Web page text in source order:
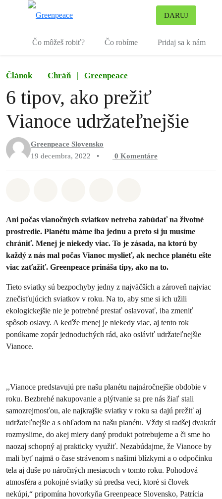
DARUJ
Čo môžeš robiť? Čo robíme Pridaj sa k nám
Článok Chráň | Greenpeace
6 tipov, ako prežiť
Vianoce udržateľnejšie
Greenpeace Slovensko
19 decembra, 2022
• 0 Komentáre
Ani počas vianočných sviatkov netreba zabúdať na životné
prostredie. Planétu máme iba jednu a preto si ju musíme
chrániť. Menej je niekedy viac. To je zásada, na ktorú by
každý z nás mal počas Vianoc myslieť, ak nechce planétu ešte
viac zaťažiť. Greenpeace prináša tipy, ako na to.
Tieto sviatky sú bezpochyby jedny z najväčších a zároveň najviac
znečisťujúcich sviatkov v roku. Na to, aby sme si ich užili
ekologickejšie nie je potrebné prestať oslavovať, iba zmeniť
spôsob oslavy. A keďže menej je niekedy viac, aj tento rok
ponúkame zopár jednoduchých rád, ako osláviť udržateľnejšie
Vianoce.
,,Vianoce predstavujú pre našu planétu najnáročnejšie obdobie v
roku. Bezbrehé nakupovanie a plýtvanie sa pre nás žiaľ stali
samozrejmosťou, ale najkrajšie sviatky v roku sa dajú prežiť aj
udržateľnejšie a s ohľadom na našu planétu. Vždy si radšej dvakrát
rozmyslime, do akej miery daný produkt potrebujeme a či sme ho
naozaj schopný aj prakticky využiť. Nezabúdajme, že Vianoce by
mali byť najmä o čase strávenom s našimi blízkymi a o odpočinku
tela aj duše po náročných mesiacoch v tomto roku. Pohodová
atmosféra a pokojné sviatky sú predsa veci, ktoré si človek
nekúpi,“ pripomína hovorkyňa Greenpeace Slovensko, Patrícia